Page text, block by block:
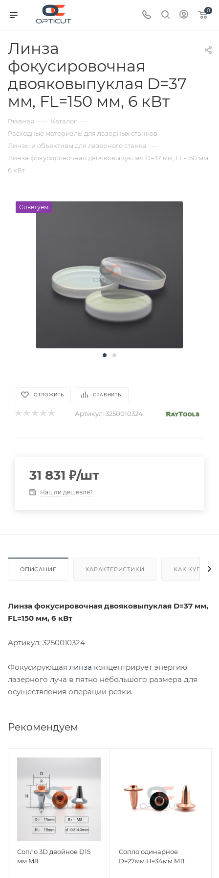
0
Линза
фокусировочная
двояковыпуклая D=37
мм, FL=150 мм, 6 кВт
Главная — Каталог —
Расходные материалы для лазерных станков —
Линзы и объективы для лазерного станка —
Линза фокусировочная двояковыпуклая D=37 мм, FL=150 мм,
6 кВт
Советуем
ОТЛОЖИТЬ СРАВНИТЬ
Артикул: 3250010324
31 831 ₽/шт
Нашли дешевле?
ОПИСАНИЕ ХАРАКТЕРИСТИКИ КАК КУПИТЬ
Линза фокусировочная двояковыпуклая D=37 мм,
FL=150 мм, 6 кВт
Артикул: 3250010324
Фокусирующая линза концентрирует энергию
лазерного луча в пятно небольшого размера для
осуществления операции резки.
Рекомендуем
Сопло 3D двойное D15
мм M8
Сопло одинарное
D=27мм H=34мм M11